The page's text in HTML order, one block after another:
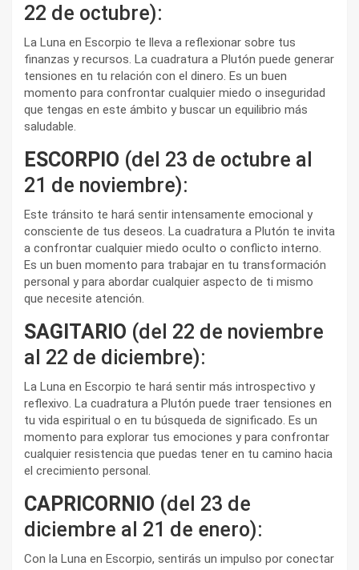
22 de octubre):
La Luna en Escorpio te lleva a reflexionar sobre tus
finanzas y recursos. La cuadratura a Plutón puede generar
tensiones en tu relación con el dinero. Es un buen
momento para confrontar cualquier miedo o inseguridad
que tengas en este ámbito y buscar un equilibrio más
saludable.
ESCORPIO (del 23 de octubre al
21 de noviembre):
Este tránsito te hará sentir intensamente emocional y
consciente de tus deseos. La cuadratura a Plutón te invita
a confrontar cualquier miedo oculto o conflicto interno.
Es un buen momento para trabajar en tu transformación
personal y para abordar cualquier aspecto de ti mismo
que necesite atención.
SAGITARIO (del 22 de noviembre
al 22 de diciembre):
La Luna en Escorpio te hará sentir más introspectivo y
reflexivo. La cuadratura a Plutón puede traer tensiones en
tu vida espiritual o en tu búsqueda de significado. Es un
momento para explorar tus emociones y para confrontar
cualquier resistencia que puedas tener en tu camino hacia
el crecimiento personal.
CAPRICORNIO (del 23 de
diciembre al 21 de enero):
Con la Luna en Escorpio, sentirás un impulso por conectar